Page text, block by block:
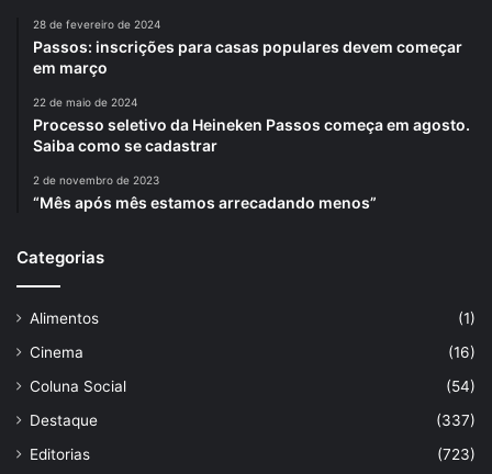
28 de fevereiro de 2024
Passos: inscrições para casas populares devem começar
em março
22 de maio de 2024
Processo seletivo da Heineken Passos começa em agosto.
Saiba como se cadastrar
2 de novembro de 2023
“Mês após mês estamos arrecadando menos”
Categorias
Alimentos
(1)
Cinema
(16)
Coluna Social
(54)
Destaque
(337)
Editorias
(723)